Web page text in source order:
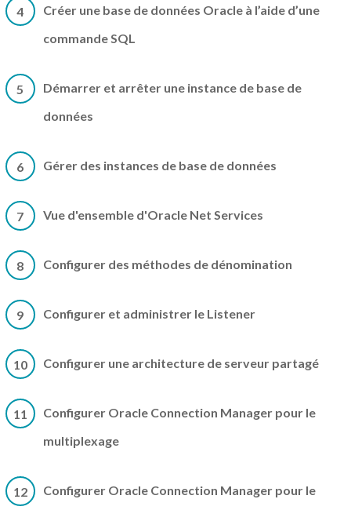
4
Créer une base de données Oracle à l’aide d’une
commande SQL
5
Démarrer et arrêter une instance de base de
données
6 Gérer des instances de base de données
7 Vue d'ensemble d'Oracle Net Services
8 Configurer des méthodes de dénomination
9 Configurer et administrer le Listener
10 Configurer une architecture de serveur partagé
11
Configurer Oracle Connection Manager pour le
multiplexage
12 Configurer Oracle Connection Manager pour le